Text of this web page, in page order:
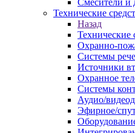
Смесители и
Технические
Назад
Технические
Охранно-
Системы
Источники
Охранное
Системы
Аудио/
Эфирное/